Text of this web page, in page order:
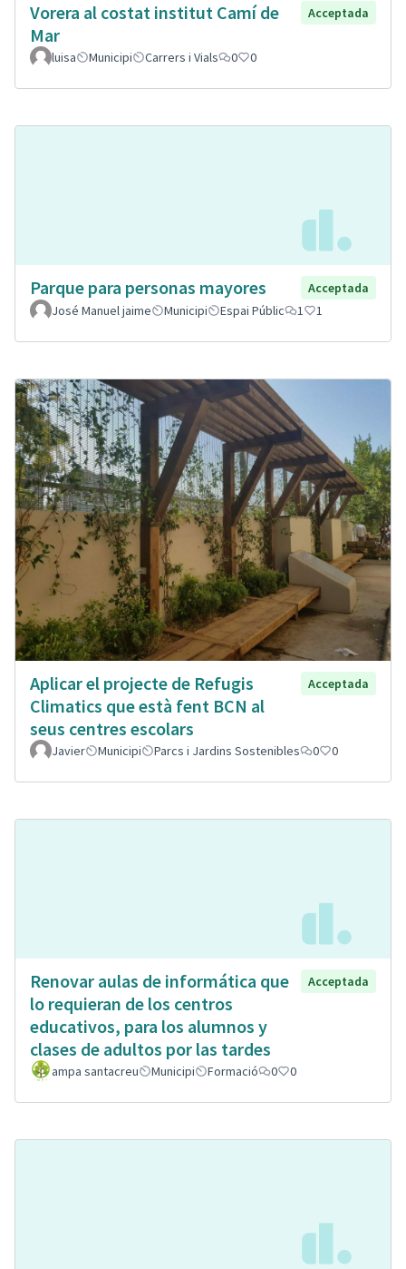
Vorera al costat institut Camí de
Mar
Acceptada
luisa Municipi Carrers i Vials 0 0
Parque para personas mayores
Acceptada
José Manuel jaime
Municipi Espai Públic 1 1
Aplicar el projecte de Refugis
Climatics que està fent BCN al
seus centres escolars
Acceptada
Javier Municipi Parcs i Jardins Sostenibles 0 0
Renovar aulas de informática que
lo requieran de los centros
educativos, para los alumnos y
clases de adultos por las tardes
Acceptada
ampa santacreu Municipi Formació 0 0